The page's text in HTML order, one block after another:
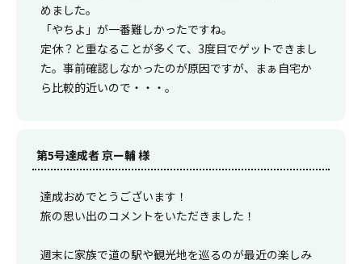
めました。
「やちよ」が一番難しかったですね。
定休？と重なることが多くて、3度目でゲットできまし
た。事前確認しなかったのが原因ですが、まぁ自宅か
ら比較的近いので・・・。
第5号達成者 京ー輔 様
達成おめでとうございます！
旅の思い出のコメントをいただきました！
週末に家族で道の駅や観光地を巡るのが最近の楽しみ